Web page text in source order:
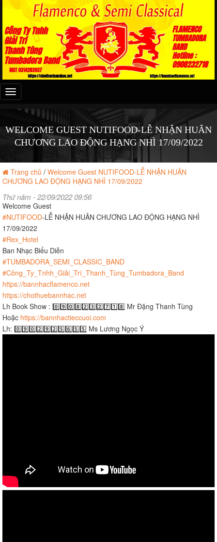
Đây
là
menu
WELCOME GUEST NUTIFOOD-LỄ NHẬN HUÂN
CHƯƠNG LAO ĐỘNG HẠNG NHÌ 17/09/2022
Trang chủ / Welcome Guest NUTIFOOD-LỄ NHẬN HUÂN
CHƯƠNG LAO ĐỘNG HẠNG NHÌ 17/09/2022
Thứ năm - 22/09/2022 09:56
Welcome Guest
#NUTIFOOD-LỄ NHẬN HUÂN CHƯƠNG LAO ĐỘNG HẠNG NHÌ
17/09/2022
#Rex_Hotel
Ban Nhạc Biểu Diễn
#TUMBADORA_SEMI_CLASSIC_BAND
#Công_Ty_Tnhh_Giải_Trí_Thanh_Tùng_Tumbadora_Band​​​
https://bannhacflamenco.net​​​
https://chothuebannhac.net​​​
Lh Book Show : 0️⃣9️⃣0️⃣8️⃣2️⃣3️⃣2️⃣7️⃣1️⃣8️⃣ Mr Đặng Thanh Tùng
Hoặc https://bannhactieccuoi.com​​​
Lh: 0️⃣9️⃣0️⃣2️⃣9️⃣2️⃣5️⃣6️⃣5️⃣5️⃣ Ms Lương Ngọc Ý